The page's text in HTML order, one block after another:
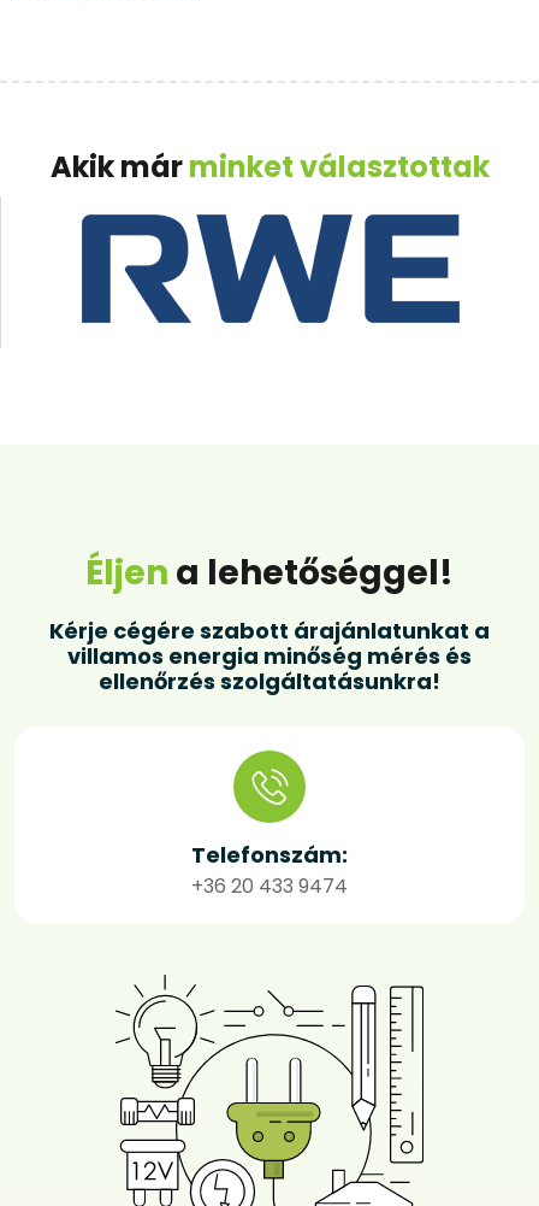
Akik márminket választottak
Éljen a lehetőséggel!
Kérje cégére szabott árajánlatunkat a
villamos energia minőség mérés és
ellenőrzés szolgáltatásunkra!
Telefonszám:
+36 20 433 9474